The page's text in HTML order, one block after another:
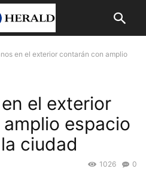
en el exterior contarán con amplio
el exterior
espacio
ciudad
0
1026